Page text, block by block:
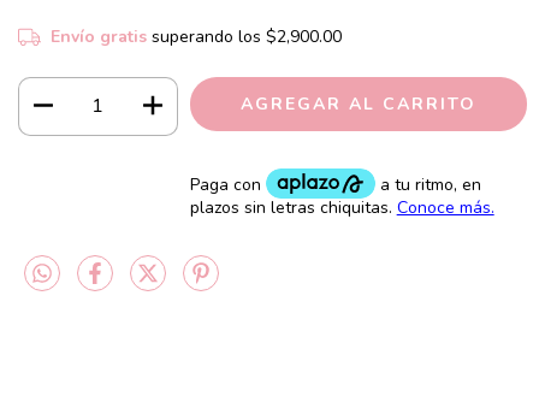
Envío gratis superando los $2,900.00